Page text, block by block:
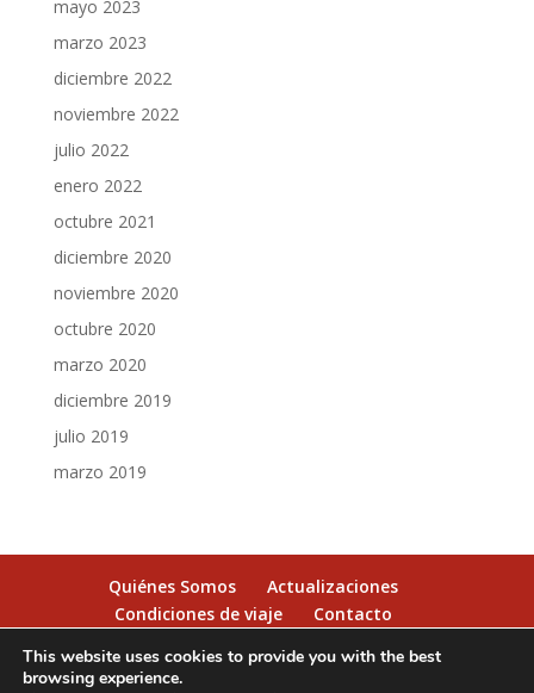
mayo 2023
marzo 2023
diciembre 2022
noviembre 2022
julio 2022
enero 2022
octubre 2021
diciembre 2020
noviembre 2020
octubre 2020
marzo 2020
diciembre 2019
julio 2019
marzo 2019
Quiénes Somos
Actualizaciones
Condiciones de viaje
Contacto
This website uses cookies to provide you with the best
browsing experience.